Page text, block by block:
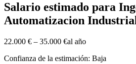
Salario estimado para
Automatizacion
22.000 € – 35.000 €al año
Confianza de la estimación: Baja